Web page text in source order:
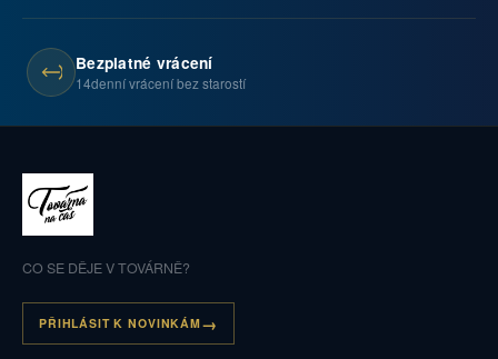
Bezplatné vrácení
14denní vrácení bez starostí
CO SE DĚJE V TOVÁRNĚ?
PŘIHLÁSIT K NOVINKÁM